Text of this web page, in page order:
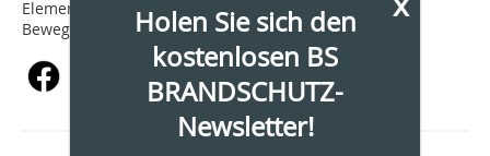
Elementes und um das Element herum gleichen
Bewegungen aus.Holen Sie sich den
kostenlosen BS
BRANDSCHUTZ-
Newsletter!